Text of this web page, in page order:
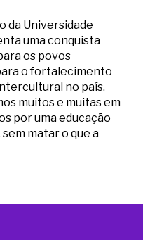
da Universidade
uma conquista
os povos
o fortalecimento
no país.
muitos e muitas em
por uma educação
matar o que a